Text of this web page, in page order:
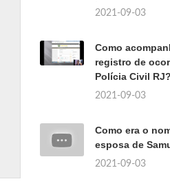
2021-09-03
Como
registro de
Polícia Civil RJ?
2021-09-03
Como era o
esposa de
2021-09-03